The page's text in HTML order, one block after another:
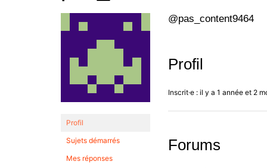
Profil
Sujets démarrés
Mes réponses
@pas_content9464
Profil
Inscrit·e : il y a 1 année et 2
Forums